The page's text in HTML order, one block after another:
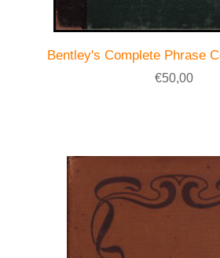
Bentley's Complete Phrase
€50,00